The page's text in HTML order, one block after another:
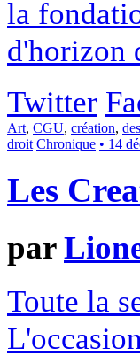
la
d'horizon
Twitter
Art, CGU, création,
droit Chronique • 14
Les
par
Toute la